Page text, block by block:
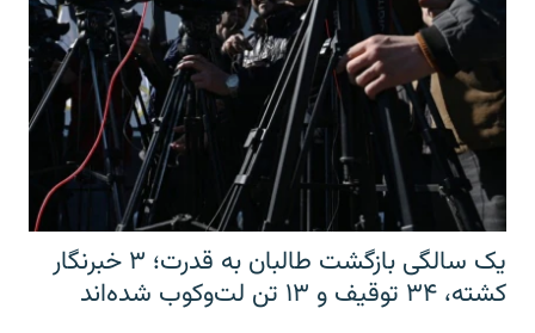
یک سالگی بازگشت طالبان به قدرت؛ ۳ خبرنگار
کشته، ۳۴ توقیف و ۱۳ تن لت‌وکوب شده‌اند